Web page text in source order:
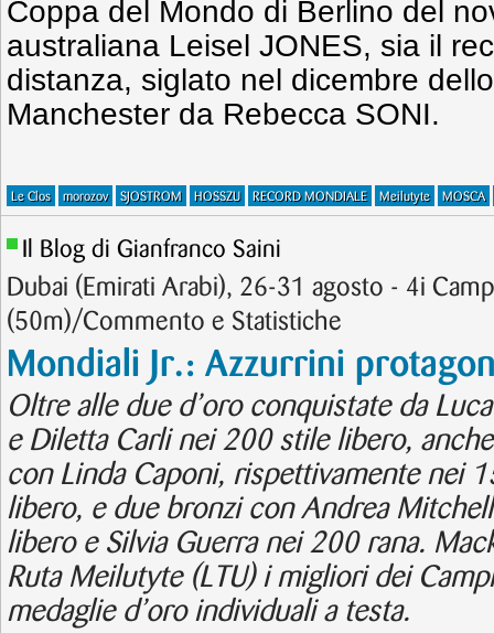
Coppa del Mondo di Berlino del
australiana Leisel JONES, sia il
distanza, siglato nel dicembre
Manchester da Rebecca SONI.
Le Clos morozov SJOSTROM HOSSZU RECORD MONDIALE Meilutyte MOSCA
Il Blog di Gianfranco Saini
Dubai (Emirati Arabi), 26-31 agosto - 4i
(50m)/Commento e Statistiche
Mondiali Jr.: Azzurrini
Oltre alle due d’oro conquistate da
e Diletta Carli nei 200 stile libero,
con Linda Caponi, rispettivamente nei
libero, e due bronzi con Andrea
libero e Silvia Guerra nei 200 rana.
Ruta Meilutyte (LTU) i migliori dei
medaglie d’oro individuali a testa.